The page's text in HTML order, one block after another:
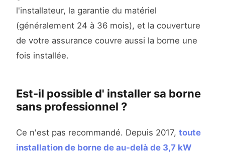
l'installateur, la garantie du matériel
(généralement 24 à 36 mois), et la couverture
de votre assurance couvre aussi la borne une
fois installée.
Est-il possible d' installer sa borne
sans professionnel ?
Ce n'est pas recommandé. Depuis 2017, toute
installation de borne de au-delà de 3,7 kW